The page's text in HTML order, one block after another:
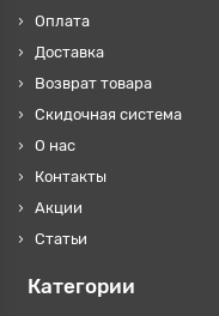
Оплата
Доставка
Возврат товара
Скидочная система
О нас
Контакты
Акции
Статьи
Категории